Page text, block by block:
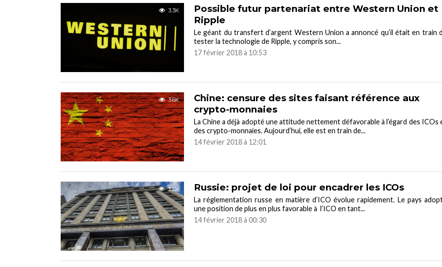
3.3K
Possible futur partenariat entre Western Union et
Ripple
Le géant du transfert d’argent Western Union a annoncé qu’il était en train
tester la technologie de Ripple, y compris son...
17 février 2018 à 10:53
3.6K
Chine: censure des sites faisant référence aux
crypto-monnaies
La Chine a déjà adopté une attitude nettement défavorable à l’égard des ICOs
des crypto-monnaies. Aujourd’hui, elle est en train de...
14 février 2018 à 12:01
3.2K Russie: projet de loi pour encadrer les ICOs
La réglementation russe en matière d’ICO évolue rapidement. Le pays
une position de plus en plus favorable à l’ICO en tant...
14 février 2018 à 00:30